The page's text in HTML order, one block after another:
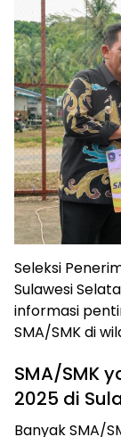
Seleksi
Sulawesi
informasi
SMA/SMK di
SMA/SMK
2025 di
Banyak SMA/